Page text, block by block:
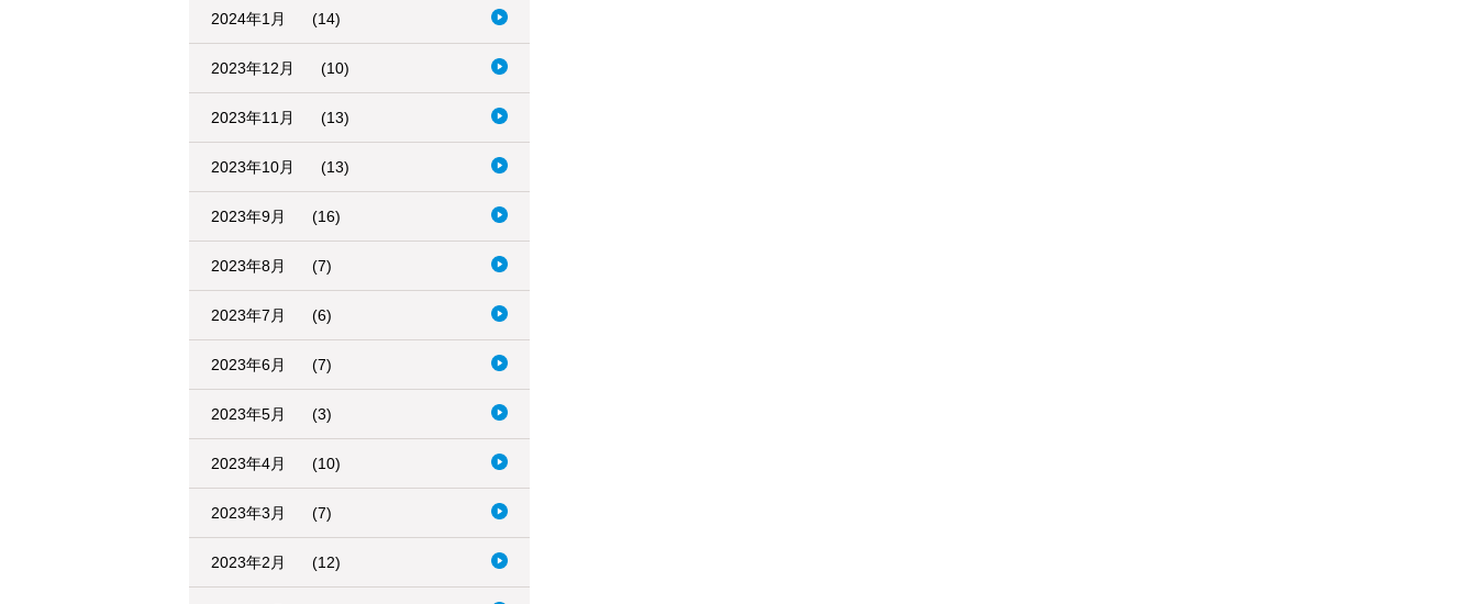
2024年1月 (14)
2023年12月 (10)
2023年11月 (13)
2023年10月 (13)
2023年9月 (16)
2023年8月 (7)
2023年7月 (6)
2023年6月 (7)
2023年5月 (3)
2023年4月 (10)
2023年3月 (7)
2023年2月 (12)